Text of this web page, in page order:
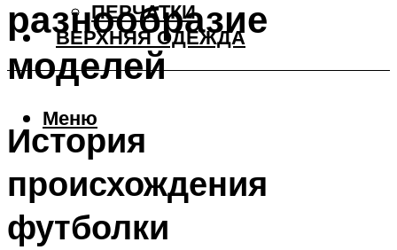
ПЕРЧАТКИ
ВЕРХНЯЯ ОДЕЖДА
Меню
разнообразие
моделей
История
происхождения
футболки